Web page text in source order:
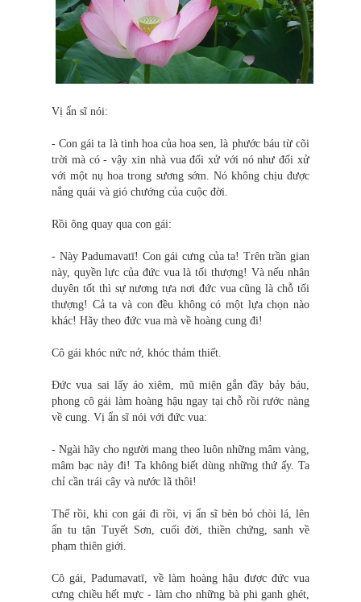
Vị ẩn sĩ nói:
- Con gái ta là tinh hoa của hoa sen, là phước báu từ cõi
trời mà có - vậy xin nhà vua đối xử với nó như đối xử
với một nụ hoa trong sương sớm. Nó không chịu được
nắng quái và gió chướng của cuộc đời.
Rồi ông quay qua con gái:
- Này Padumavatī! Con gái cưng của ta! Trên trần gian
này, quyền lực của đức vua là tối thượng! Và nếu nhân
duyên tốt thì sự nương tựa nơi đức vua cũng là chỗ tối
thượng! Cả ta và con đều không có một lựa chọn nào
khác! Hãy theo đức vua mà về hoàng cung đi!
Cô gái khóc nức nở, khóc thảm thiết.
Đức vua sai lấy áo xiêm, mũ miện gắn đầy bảy báu,
phong cô gái làm hoàng hậu ngay tại chỗ rồi rước nàng
về cung. Vị ẩn sĩ nói với đức vua:
- Ngài hãy cho người mang theo luôn những mâm vàng,
mâm bạc này đi! Ta không biết dùng những thứ ấy. Ta
chỉ cần trái cây và nước lã thôi!
Thế rồi, khi con gái đi rồi, vị ẩn sĩ bèn bỏ chòi lá, lên
ẩn tu tận Tuyết Sơn, cuối đời, thiền chứng, sanh về
phạm thiên giới.
Cô gái, Padumavatī, về làm hoàng hậu được đức vua
cưng chiều hết mực - làm cho những bà phi ganh ghét,